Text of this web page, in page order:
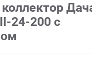
24-200 с